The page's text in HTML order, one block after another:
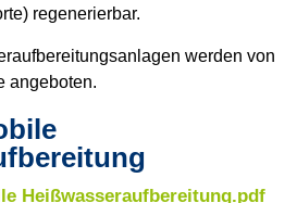
regenerierbar.
werden von
angeboten.
Heißwasseraufbereitung.pdf